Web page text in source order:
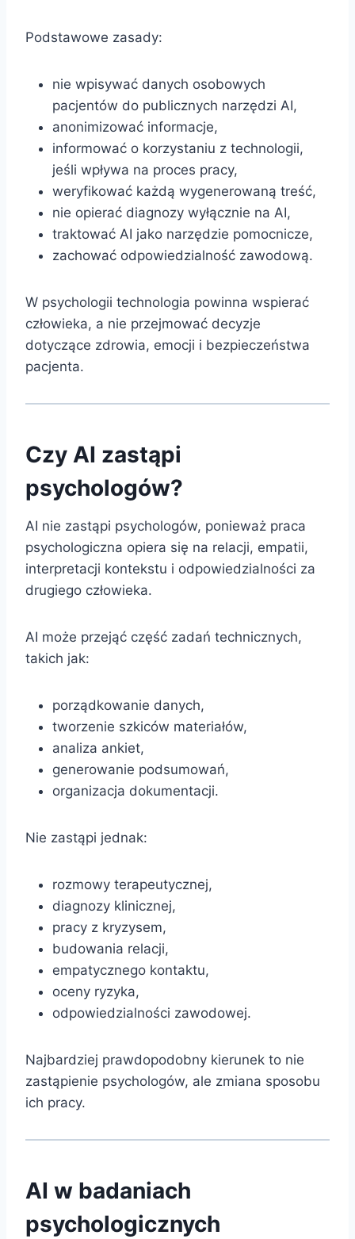
Podstawowe zasady:
nie wpisywać danych osobowych
pacjentów do publicznych narzędzi AI,
anonimizować informacje,
informować o korzystaniu z technologii,
jeśli wpływa na proces pracy,
weryfikować każdą wygenerowaną treść,
nie opierać diagnozy wyłącznie na AI,
traktować AI jako narzędzie pomocnicze,
zachować odpowiedzialność zawodową.
W psychologii technologia powinna wspierać
człowieka, a nie przejmować decyzje
dotyczące zdrowia, emocji i bezpieczeństwa
pacjenta.
Czy AI zastąpi
psychologów?
AI nie zastąpi psychologów, ponieważ praca
psychologiczna opiera się na relacji, empatii,
interpretacji kontekstu i odpowiedzialności za
drugiego człowieka.
AI może przejąć część zadań technicznych,
takich jak:
porządkowanie danych,
tworzenie szkiców materiałów,
analiza ankiet,
generowanie podsumowań,
organizacja dokumentacji.
Nie zastąpi jednak:
rozmowy terapeutycznej,
diagnozy klinicznej,
pracy z kryzysem,
budowania relacji,
empatycznego kontaktu,
oceny ryzyka,
odpowiedzialności zawodowej.
Najbardziej prawdopodobny kierunek to nie
zastąpienie psychologów, ale zmiana sposobu
ich pracy.
AI w badaniach
psychologicznych